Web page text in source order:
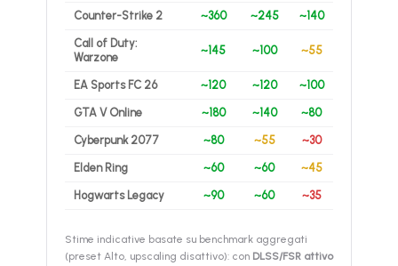
Counter-Strike 2 ~360 ~245 ~140
Call of Duty:
Warzone
~145 ~100 ~55
EA Sports FC 26 ~120 ~120 ~100
GTA V Online ~180 ~140 ~80
Cyberpunk 2077 ~80 ~55 ~30
Elden Ring ~60 ~60 ~45
Hogwarts Legacy ~90 ~60 ~35
Stime indicative basate su benchmark aggregati
(preset Alto, upscaling disattivo): con DLSS/FSR attivo